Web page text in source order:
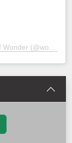
Uma publicação compartilhada por World of Wonder (@worldofwonder)